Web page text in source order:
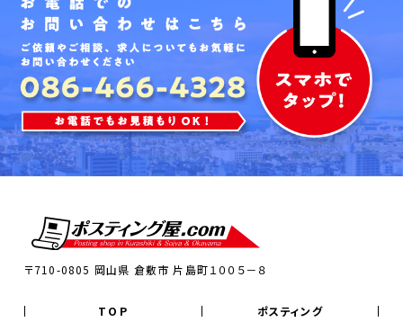
〒710-0805 岡山県 倉敷市 片島町１００５－８
TOP ポスティング